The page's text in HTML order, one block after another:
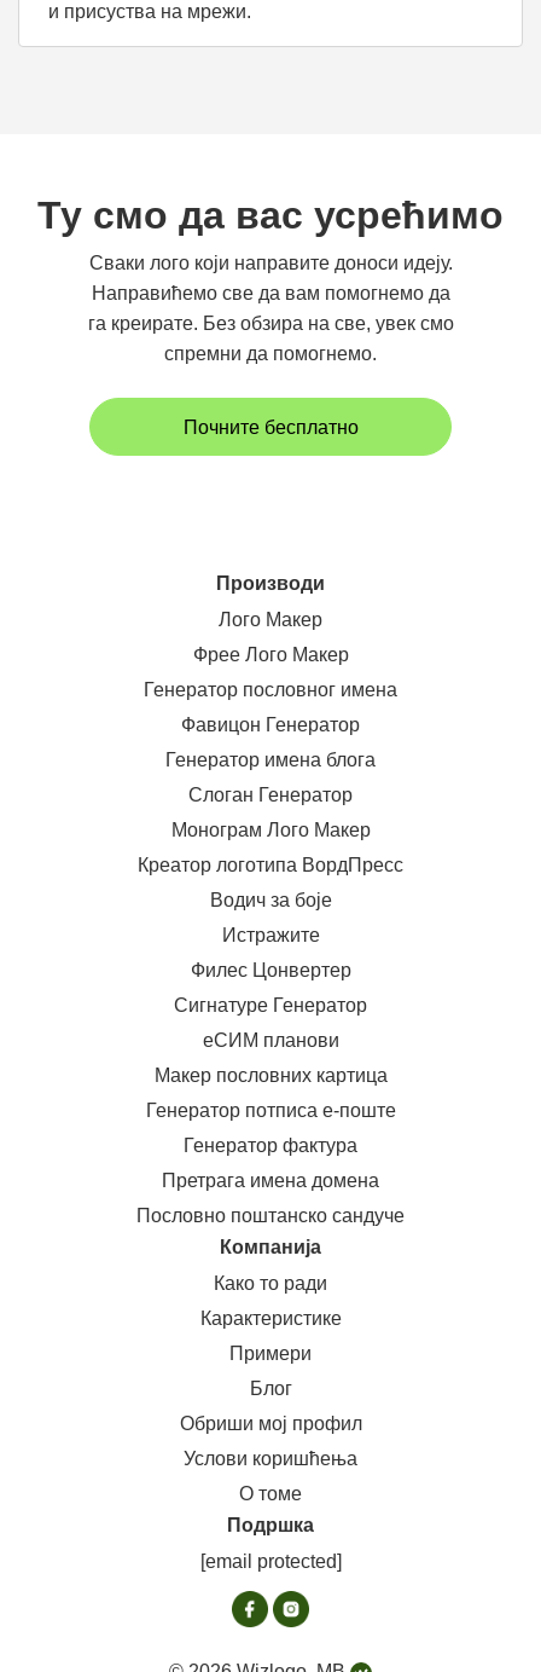
и присуства на мрежи.
Ту смо да вас усрећимо
Сваки лого који направите доноси идеју.
Направићемо све да вам помогнемо да
га креирате. Без обзира на све, увек смо
спремни да помогнемо.
Почните бесплатно
Производи
Лого Макер
Фрее Лого Макер
Генератор пословног имена
Фавицон Генератор
Генератор имена блога
Слоган Генератор
Монограм Лого Макер
Креатор логотипа ВордПресс
Водич за боје
Истражите
Филес Цонвертер
Сигнатуре Генератор
еСИМ планови
Макер пословних картица
Генератор потписа е-поште
Генератор фактура
Претрага имена домена
Пословно поштанско сандуче
Компанија
Како то ради
Карактеристике
Примери
Блог
Обриши мој профил
Услови коришћења
О томе
Подршка
[email protected]